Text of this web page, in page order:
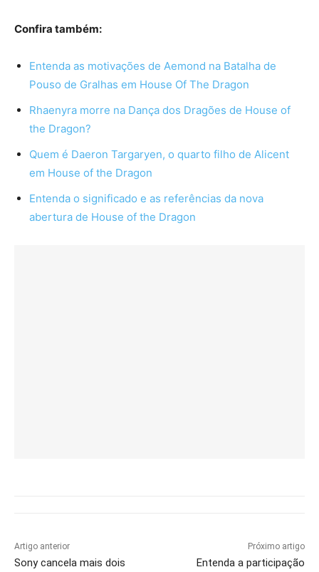
Confira também:
Entenda as motivações de Aemond na Batalha de
Pouso de Gralhas em House Of The Dragon
Rhaenyra morre na Dança dos Dragões de House of
the Dragon?
Quem é Daeron Targaryen, o quarto filho de Alicent
em House of the Dragon
Entenda o significado e as referências da nova
abertura de House of the Dragon
Artigo anterior
Sony cancela mais dois
Próximo artigo
Entenda a participação